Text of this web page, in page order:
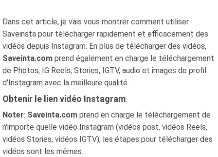
Dans cet article, je vais vous montrer comment utiliser
Saveinsta pour télécharger rapidement et efficacement des
vidéos depuis Instagram. En plus de télécharger des vidéos,
Saveinta.com prend également en charge le téléchargement
de Photos, IG Reels, Stories, IGTV, audio et images de profil
d'Instagram avec la meilleure qualité.
Obtenir le lien vidéo Instagram
Noter: Saveinta.com prend en charge le téléchargement de
n'importe quelle vidéo Instagram (vidéos post, vidéos Reels,
vidéos Stories, vidéos IGTV), les étapes pour télécharger des
vidéos sont les mêmes.